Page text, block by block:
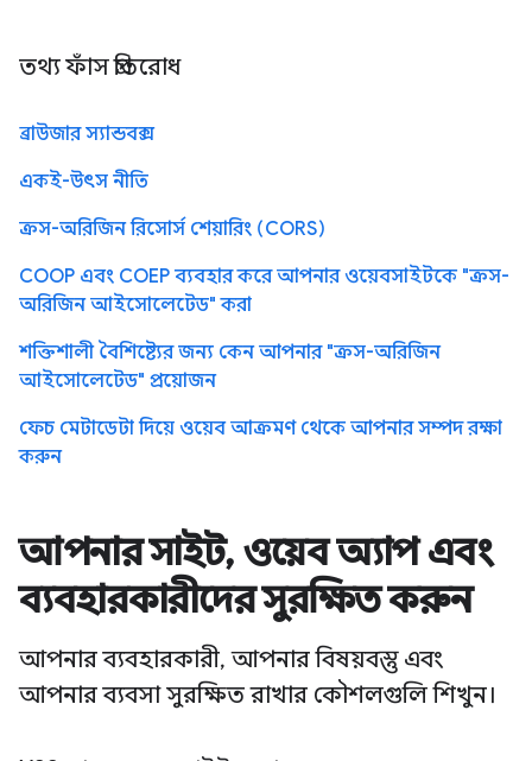
তথ্য ফাঁস প্রতিরোধ
ব্রাউজার স্যান্ডবক্স
একই-উৎস নীতি
ক্রস-অরিজিন রিসোর্স শেয়ারিং (CORS)
COOP এবং COEP ব্যবহার করে আপনার ওয়েবসাইটকে "ক্রস-
অরিজিন আইসোলেটেড" করা
শক্তিশালী বৈশিষ্ট্যের জন্য কেন আপনার "ক্রস-অরিজিন
আইসোলেটেড" প্রয়োজন
ফেচ মেটাডেটা দিয়ে ওয়েব আক্রমণ থেকে আপনার সম্পদ রক্ষা
করুন
আপনার সাইট, ওয়েব অ্যাপ এবং
ব্যবহারকারীদের সুরক্ষিত করুন
আপনার ব্যবহারকারী, আপনার বিষয়বস্তু এবং
আপনার ব্যবসা সুরক্ষিত রাখার কৌশলগুলি শিখুন।